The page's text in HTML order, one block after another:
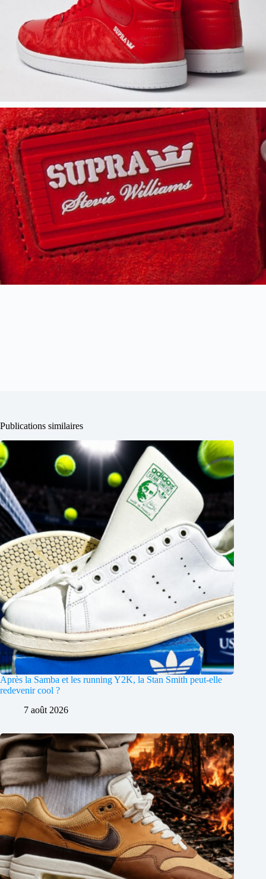
Publications similaires
Après la Samba et les running Y2K, la Stan Smith peut-elle
redevenir cool ?
7 août 2026